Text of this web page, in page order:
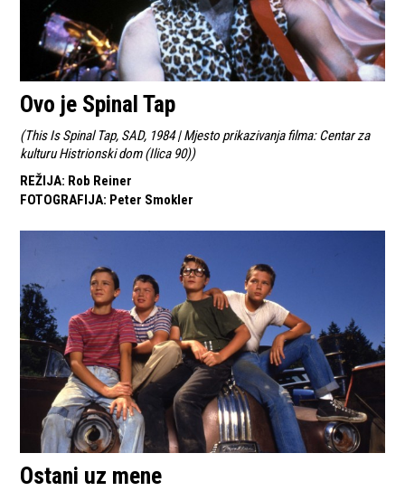
Ovo je Spinal Tap
(This Is Spinal Tap, SAD, 1984 | Mjesto prikazivanja filma: Centar za
kulturu Histrionski dom (Ilica 90))
REŽIJA: Rob Reiner
FOTOGRAFIJA: Peter Smokler
Ostani uz mene